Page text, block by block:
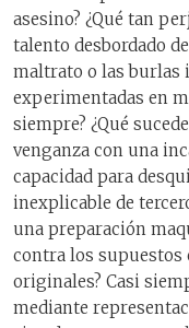
asesino? ¿Qué tan
talento desbordado
maltrato o las burlas
experimentadas en
siempre? ¿Qué
venganza con una
capacidad para
inexplicable de
una preparación
contra los supuestos
originales? Casi
mediante